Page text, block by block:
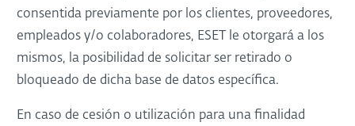
consentida previamente por los clientes, proveedores,
empleados y/o colaboradores, ESET le otorgará a los
mismos, la posibilidad de solicitar ser retirado o
bloqueado de dicha base de datos específica.
En caso de cesión o utilización para una finalidad